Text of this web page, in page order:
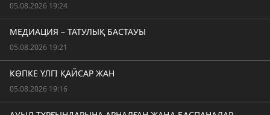
05.08.2026 19:24
МЕДИАЦИЯ – ТАТУЛЫҚ БАСТАУЫ
05.08.2026 19:21
КӨПКЕ ҮЛГІ ҚАЙСАР ЖАН
05.08.2026 19:16